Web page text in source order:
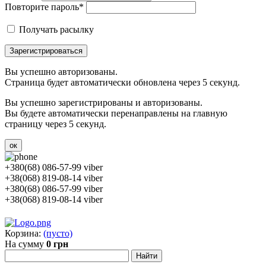
Повторите пароль*
Получать расылку
Зарегистрироваться
Вы успешно авторизованы.
Страница будет автоматически обновлена через 5 секунд.
Вы успешно зарегистрированы и авторизованы.
Вы будете автоматически перенаправлены на главную
страницу через 5 секунд.
ок
+380(68) 086-57-99 viber
+38(068) 819-08-14 viber
+380(68) 086-57-99 viber
+38(068) 819-08-14 viber
Корзина: (пусто)
На сумму 0 грн